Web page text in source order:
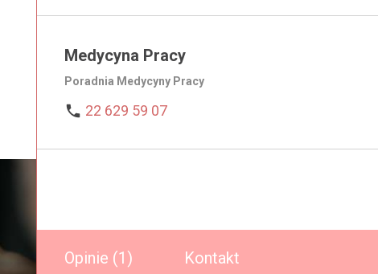
Medycyna Pracy
Poradnia Medycyny Pracy
 22 629 59 07
Opinie (1) Kontakt